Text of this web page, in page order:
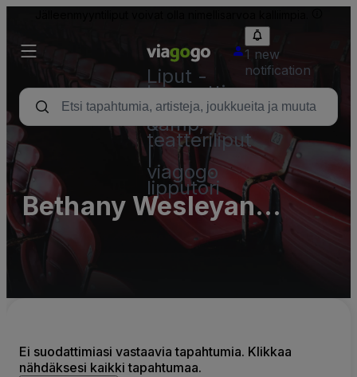
Liput -
konsertti,
urheilu
&amp;
teatteriliput
viagogo
lipputori
1 new
notification
Bethany Wesleyan
Church Parking Lots
Ei suodattimiasi vastaavia tapahtumia. Klikkaa
nähdäksesi kaikki tapahtumaa.